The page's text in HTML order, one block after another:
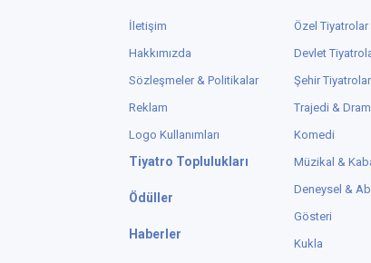
İletişim
Hakkımızda
Sözleşmeler & Politikalar
Reklam
Logo Kullanımları
Tiyatro Toplulukları
Ödüller
Haberler
Özel Tiyatrolar
Devlet
Şehir
Trajedi & Dram
Komedi
Müzikal &
Deneysel &
Gösteri
Kukla